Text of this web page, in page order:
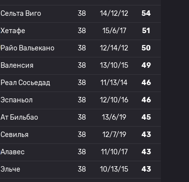
Сельта Виго 38 14/12/12 54
Хетафе 38 15/6/17 51
Райо Вальекано 38 12/14/12 50
Валенсия 38 13/10/15 49
Реал Сосьедад 38 11/13/14 46
Эспаньол 38 12/10/16 46
Ат Бильбао 38 13/6/19 45
Севилья 38 12/7/19 43
Алавес 38 11/10/17 43
Эльче 38 10/13/15 43